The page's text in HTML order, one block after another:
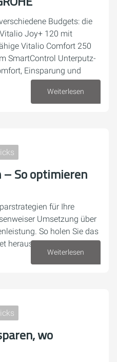
Budgets: die
Joy+ 120 mit
Vitalio Comfort 250
SmartControl Unterputz-
Einsparung und
Weiterlesen
So optimieren
für Ihre
Umsetzung über
So holen Sie das
heraus.
Weiterlesen
wo